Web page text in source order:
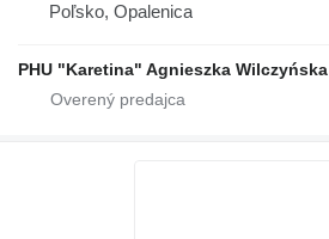
Poľsko, Opalenica
PHU "Karetina" Agnieszka Wilczyńska